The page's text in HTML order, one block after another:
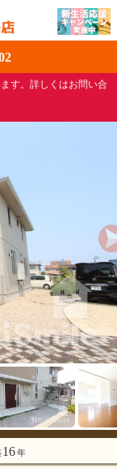
す。詳しくはお問い合
16年